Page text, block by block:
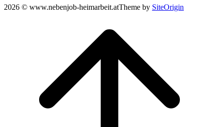
2026 © www.nebenjob-heimarbeit.atTheme by SiteOrigin